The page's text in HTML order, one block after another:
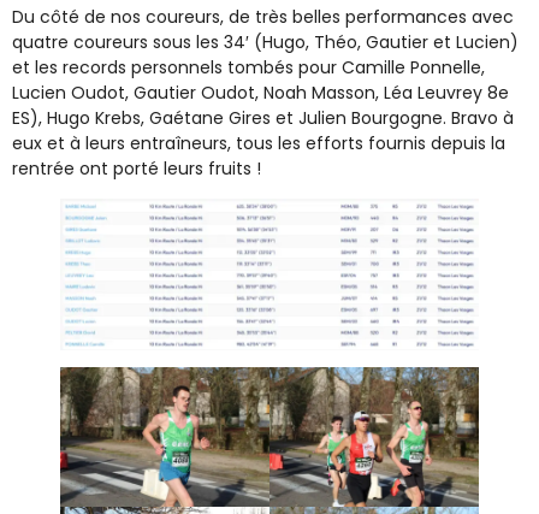
Du côté de nos coureurs, de très belles performances avec
quatre coureurs sous les 34′ (Hugo, Théo, Gautier et Lucien)
et les records personnels tombés pour Camille Ponnelle,
Lucien Oudot, Gautier Oudot, Noah Masson, Léa Leuvrey 8e
ES), Hugo Krebs, Gaétane Gires et Julien Bourgogne. Bravo à
eux et à leurs entraîneurs, tous les efforts fournis depuis la
rentrée ont porté leurs fruits !